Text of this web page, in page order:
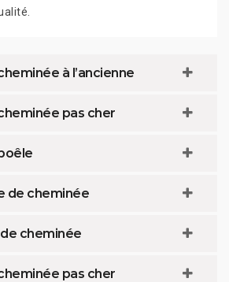
à l’ancienne
pas cher
de cheminée
cheminée
pas cher